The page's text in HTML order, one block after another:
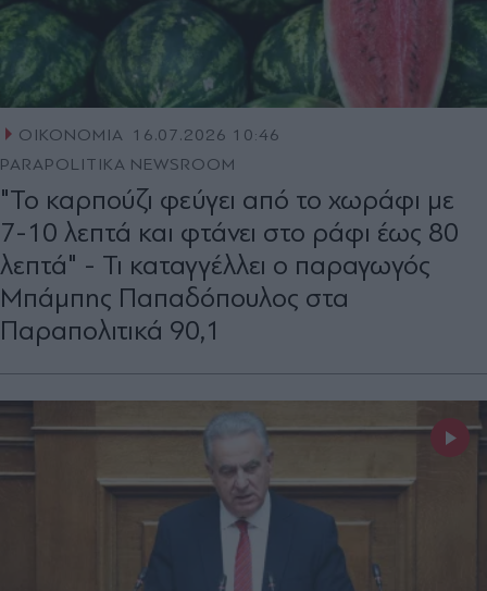
ΟΙΚΟΝΟΜΙΑ 16.07.2026 10:46
PARAPOLITIKA NEWSROOM
"Το καρπούζι φεύγει από το χωράφι με
7-10 λεπτά και φτάνει στο ράφι έως 80
λεπτά" - Τι καταγγέλλει ο παραγωγός
Μπάμπης Παπαδόπουλος στα
Παραπολιτικά 90,1